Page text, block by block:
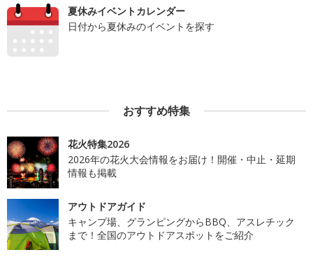
夏休みイベントカレンダー
日付から夏休みのイベントを探す
おすすめ特集
花火特集2026
2026年の花火大会情報をお届け！開催・中止・延期
情報も掲載
アウトドアガイド
キャンプ場、グランピングからBBQ、アスレチック
まで！全国のアウトドアスポットをご紹介